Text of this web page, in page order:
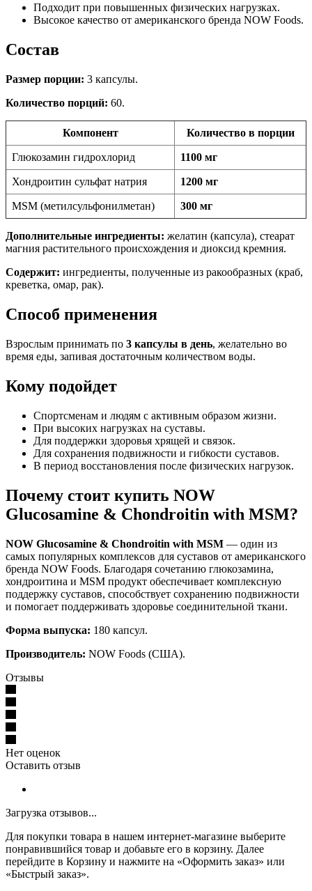
Подходит при повышенных физических нагрузках.
Высокое качество от американского бренда NOW Foods.
Состав
Размер порции: 3 капсулы.
Количество порций: 60.
Компонент Количество в порции
Глюкозамин гидрохлорид 1100 мг
Хондроитин сульфат натрия 1200 мг
MSM (метилсульфонилметан) 300 мг
Дополнительные ингредиенты: желатин (капсула), стеарат
магния растительного происхождения и диоксид кремния.
Содержит: ингредиенты, полученные из ракообразных (краб,
креветка, омар, рак).
Способ применения
Взрослым принимать по 3 капсулы в день, желательно во
время еды, запивая достаточным количеством воды.
Кому подойдет
Спортсменам и людям с активным образом жизни.
При высоких нагрузках на суставы.
Для поддержки здоровья хрящей и связок.
Для сохранения подвижности и гибкости суставов.
В период восстановления после физических нагрузок.
Почему стоит купить NOW
Glucosamine & Chondroitin with MSM?
NOW Glucosamine & Chondroitin with MSM — один из
самых популярных комплексов для суставов от американского
бренда NOW Foods. Благодаря сочетанию глюкозамина,
хондроитина и MSM продукт обеспечивает комплексную
поддержку суставов, способствует сохранению подвижности
и помогает поддерживать здоровье соединительной ткани.
Форма выпуска: 180 капсул.
Производитель: NOW Foods (США).
Отзывы
Нет оценок
Оставить отзыв
Загрузка отзывов...
Для покупки товара в нашем интернет-магазине выберите
понравившийся товар и добавьте его в корзину. Далее
перейдите в Корзину и нажмите на «Оформить заказ» или
«Быстрый заказ».